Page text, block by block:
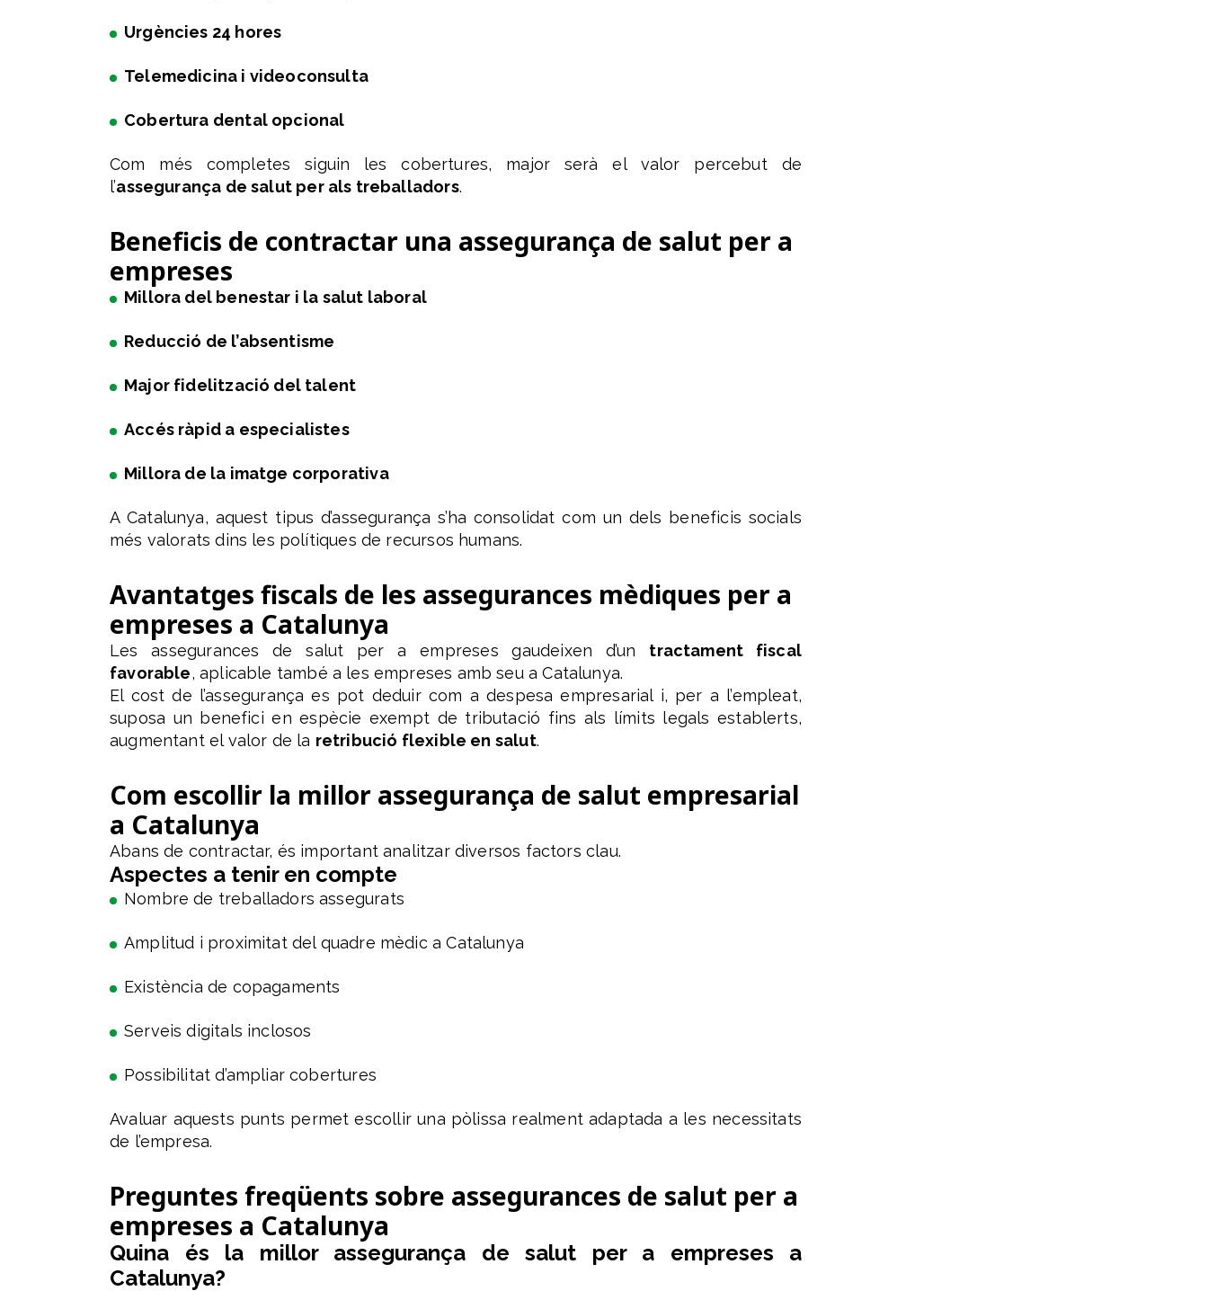
Urgències 24 hores
Telemedicina i videoconsulta
Cobertura dental opcional
Com més completes siguin les cobertures, major serà el valor percebut de
l’assegurança de salut per als treballadors.
Beneficis de contractar una assegurança de salut per a
empreses
Millora del benestar i la salut laboral
Reducció de l’absentisme
Major fidelització del talent
Accés ràpid a especialistes
Millora de la imatge corporativa
A Catalunya, aquest tipus d’assegurança s’ha consolidat com un dels beneficis socials
més valorats dins les polítiques de recursos humans.
Avantatges fiscals de les assegurances mèdiques per a
empreses a Catalunya
Les assegurances de salut per a empreses gaudeixen d’un tractament fiscal
favorable, aplicable també a les empreses amb seu a Catalunya.
El cost de l’assegurança es pot deduir com a despesa empresarial i, per a l’empleat,
suposa un benefici en espècie exempt de tributació fins als límits legals establerts,
augmentant el valor de la retribució flexible en salut.
Com escollir la millor assegurança de salut empresarial
a Catalunya
Abans de contractar, és important analitzar diversos factors clau.
Aspectes a tenir en compte
Nombre de treballadors assegurats
Amplitud i proximitat del quadre mèdic a Catalunya
Existència de copagaments
Serveis digitals inclosos
Possibilitat d’ampliar cobertures
Avaluar aquests punts permet escollir una pòlissa realment adaptada a les necessitats
de l’empresa.
Preguntes freqüents sobre assegurances de salut per a
empreses a Catalunya
Quina és la millor assegurança de salut per a empreses a
Catalunya?